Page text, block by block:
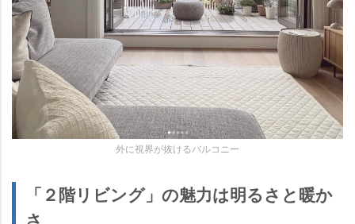
外に視界が抜けるバルコニー
「２階リビング」の魅力は明るさと暖か